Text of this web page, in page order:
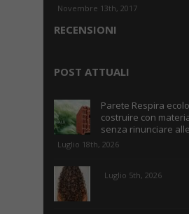
Novembre 13th, 2017
RECENSIONI
POST ATTUALI
Parete Respira
costruire con
senza rinunciare
Luglio 18th, 2026
Luglio 5th, 2026